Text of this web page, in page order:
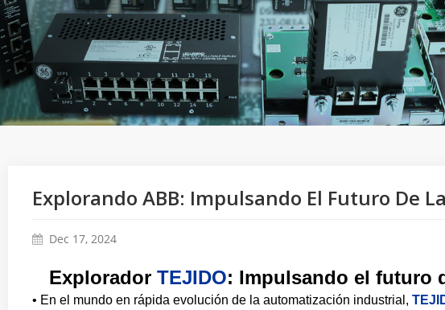
Explorando ABB: Impulsando El Futuro De
Dec 17, 2024
Explorador TEJIDO: Impulsando el futuro
• En el mundo en rápida evolución de la automatización industrial,